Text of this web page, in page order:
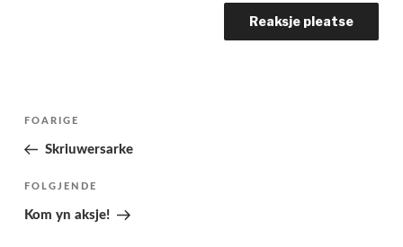
Berichtnavigatie
Folgjende
pagina
FOARIGE
Skriuwersarke
Folgjend
berjocht
FOLGJENDE
Kom yn aksje!